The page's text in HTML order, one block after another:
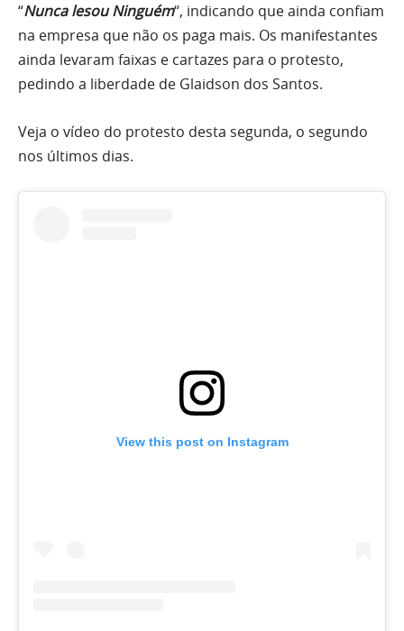
“Nunca lesou Ninguém“, indicando que ainda confiam
na empresa que não os paga mais. Os manifestantes
ainda levaram faixas e cartazes para o protesto,
pedindo a liberdade de Glaidson dos Santos.
Veja o vídeo do protesto desta segunda, o segundo
nos últimos dias.
View this post on Instagram